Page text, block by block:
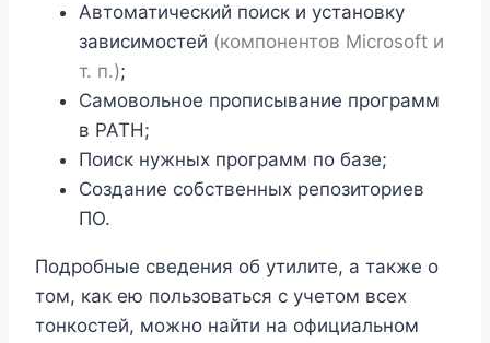
Автоматический поиск и установку
зависимостей (компонентов Microsoft и
т. п.);
Самовольное прописывание программ
в PATH;
Поиск нужных программ по базе;
Создание собственных репозиториев
ПО.
Подробные сведения об утилите, а также о
том, как ею пользоваться с учетом всех
тонкостей, можно найти на официальном